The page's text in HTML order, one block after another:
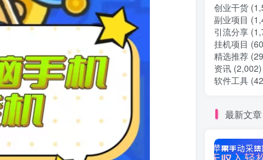
热门文章
想做项目
TOP1
创业干货
副业项目
引流分享
挂机项目
精选推荐
资讯 (2,002)
软件工具
最新文章